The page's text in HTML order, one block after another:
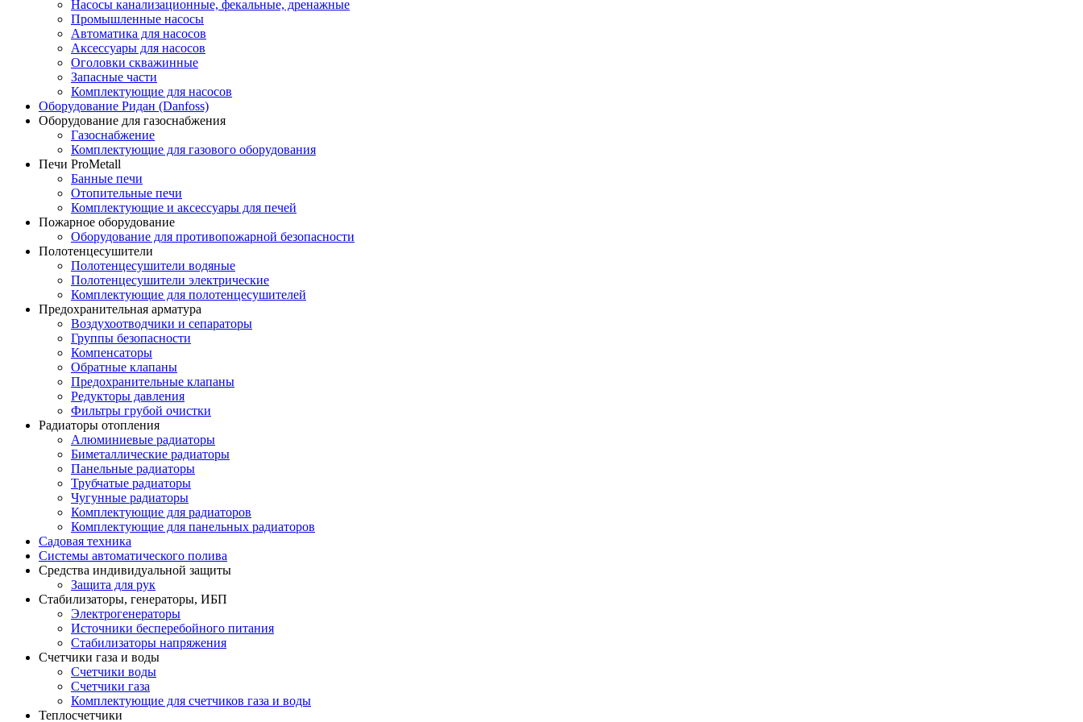
Насосы канализационные, фекальные, дренажные
Промышленные насосы
Автоматика для насосов
Аксессуары для насосов
Оголовки скважинные
Запасные части
Комплектующие для насосов
Оборудование Ридан (Danfoss)
Оборудование для газоснабжения
Газоснабжение
Комплектующие для газового оборудования
Печи ProMetall
Банные печи
Отопительные печи
Комплектующие и аксессуары для печей
Пожарное оборудование
Оборудование для противопожарной безопасности
Полотенцесушители
Полотенцесушители водяные
Полотенцесушители электрические
Комплектующие для полотенцесушителей
Предохранительная арматура
Воздухоотводчики и сепараторы
Группы безопасности
Компенсаторы
Обратные клапаны
Предохранительные клапаны
Редукторы давления
Фильтры грубой очистки
Радиаторы отопления
Алюминиевые радиаторы
Биметаллические радиаторы
Панельные радиаторы
Трубчатые радиаторы
Чугунные радиаторы
Комплектующие для радиаторов
Комплектующие для панельных радиаторов
Садовая техника
Системы автоматического полива
Средства индивидуальной защиты
Защита для рук
Стабилизаторы, генераторы, ИБП
Электрогенераторы
Источники бесперебойного питания
Стабилизаторы напряжения
Счетчики газа и воды
Счетчики воды
Счетчики газа
Комплектующие для счетчиков газа и воды
Теплосчетчики